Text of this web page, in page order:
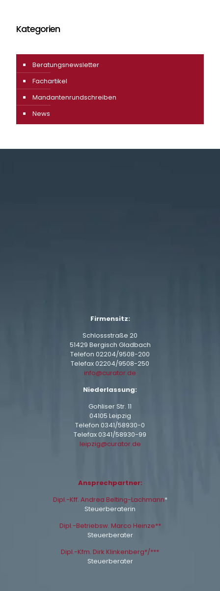
Kategorien
Beratungsnewsletter
Fachartikel
Mandantenrundschreiben
News
Firmensitz:
Schlossstraße 20
51429 Bergisch Gladbach
Telefon 02204/9508-200
Telefax 02204/9508-250
info@curator.de
Niederlassung:
Gohliser Str. 11
04105 Leipzig
Telefon 0341/58930-0
Telefax 0341/58930-99
leipzig@curator.de
Ansprechpartner:
Dipl.-Kff. Andrea Belting-Lachmann*
Steuerberaterin
Dipl.-Betriebsw. Marco Heinze**
Steuerberater
Dipl.-Kfm. Dirk Klinkenberg*/***
Steuerberater